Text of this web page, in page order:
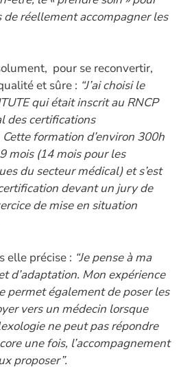
réellement accompagner les
pour se reconvertir,
et sûre : “J’ai choisi le
qui était inscrit au RNCP
des certifications
formation d’environ 300h
mois (14 mois pour les
du secteur médical) et s’est
devant un jury de
de mise en situation
elle précise : “Je pense à ma
d’adaptation. Mon expérience
permet également de poser les
vers un médecin lorsque
ne peut pas répondre
une fois, l’accompagnement
proposer”.